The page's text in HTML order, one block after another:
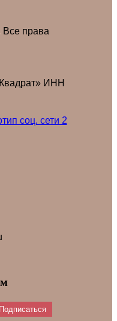
Все права
ИНН
Подписаться